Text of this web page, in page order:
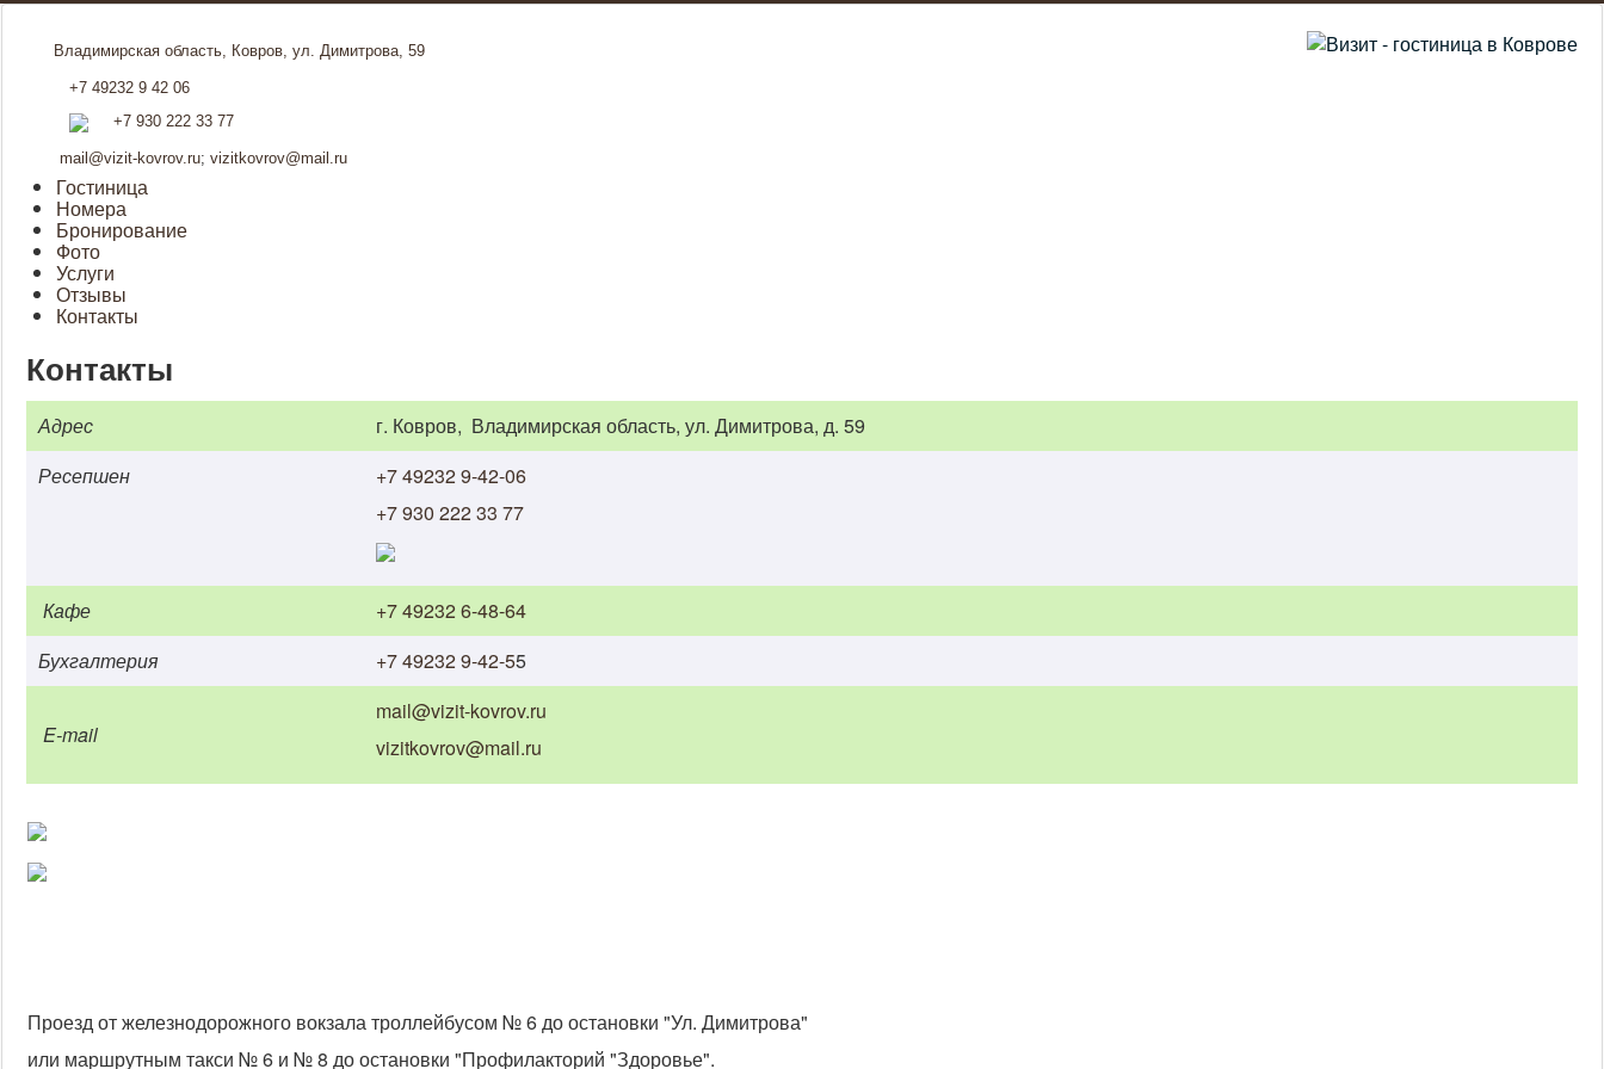
Владимирская область, Ковров, ул. Димитрова, 59
+7 49232 9 42 06
+7 930 222 33 77
mail@vizit-kovrov.ru; vizitkovrov@mail.ru
Гостиница
Номера
Бронирование
Фото
Услуги
Отзывы
Контакты
Контакты
Адрес
г. Ковров, Владимирская область, ул. Димитрова, д. 59
Ресепшен
+7 49232 9-42-06
+7 930 222 33 77
Кафе
+7 49232 6-48-64
Бухгалтерия
+7 49232 9-42-55
E-mail
mail@vizit-kovrov.ru
vizitkovrov@mail.ru
Проезд от железнодорожного вокзала троллейбусом № 6 до остановки "Ул. Димитрова"
или маршрутным такси № 6 и № 8 до остановки "Профилакторий "Здоровье".